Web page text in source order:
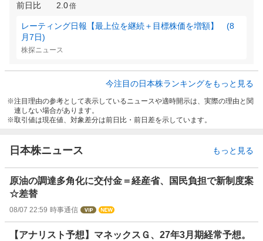
前日比
2.0倍
レーティング日報【最上位を継続＋目標株価を増額】 (8
月7日)
株探ニュース
今注目の日本株ランキングをもっと見る
注目理由の参考として表示しているニュースや適時開示は、実際の理由と関
連しない場合があります。
取引値は現在値、対象差分は前日比・前日差を示しています。
日本株ニュース もっと見る
原油の調達多角化に交付金＝経産省、国民負担で新制度案
☆差替
08/07 22:59 時事通信
【アナリスト予想】マネックスＧ、27年3月期経常予想。